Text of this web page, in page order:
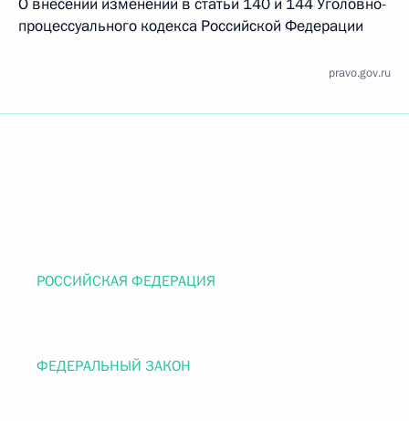
процессуального кодекса Российской Федерации
pravo.gov.ru
РОССИЙСКАЯ ФЕДЕРАЦИЯ
ФЕДЕРАЛЬНЫЙ ЗАКОН